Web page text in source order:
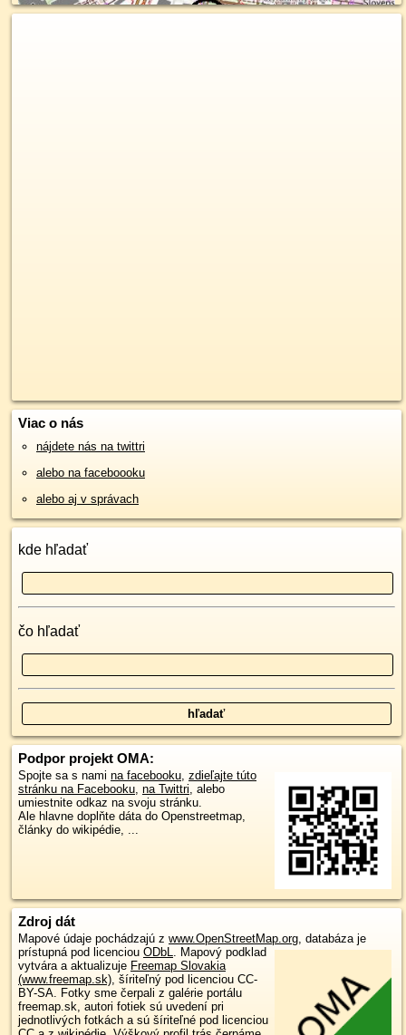
Viac o nás
nájdete nás na twittri
alebo na faceboooku
alebo aj v správach
kde hľadať
čo hľadať
Podpor projekt OMA:
Spojte sa s nami na facebooku, zdieľajte túto
stránku na Facebooku, na Twittri, alebo
umiestnite odkaz na svoju stránku.
Ale hlavne doplňte dáta do Openstreetmap,
články do wikipédie, ...
Zdroj dát
Mapové údaje pochádzajú z www.OpenStreetMap.org, databáza je
prístupná pod licenciou ODbL. Mapový podklad
vytvára a aktualizuje Freemap Slovakia
(www.freemap.sk), šíriteľný pod licenciou CC-
BY-SA. Fotky sme čerpali z galérie portálu
freemap.sk, autori fotiek sú uvedení pri
jednotlivých fotkách a sú šíriteľné pod licenciou